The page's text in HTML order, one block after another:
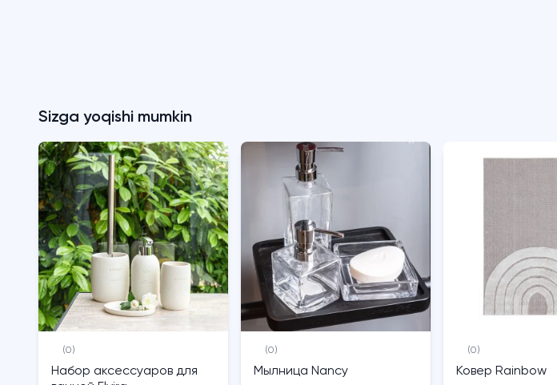
Sizga yoqishi mumkin
(0)
Набор аксессуаров для
(0)
Мылница Nancy
(0)
Ковер Rainbow